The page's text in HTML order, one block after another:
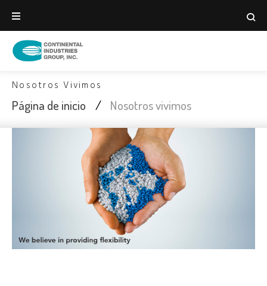
Nosotros Vivimos
Página de inicio / Nosotros vivimos